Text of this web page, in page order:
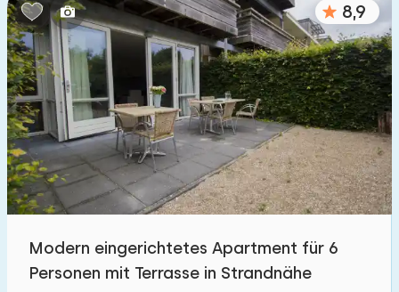
8,9
Modern eingerichtetes Apartment für 6
Personen mit Terrasse in Strandnähe